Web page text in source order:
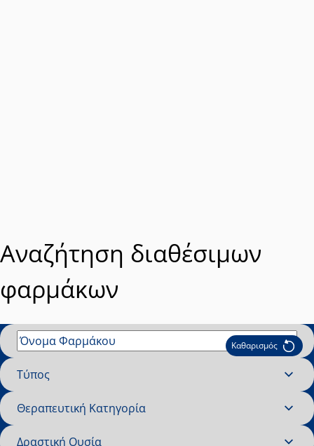
Αναζήτηση διαθέσιμων
φαρμάκων
Όνομα Φαρμάκου
ΤύποςΤύπος
Θεραπευτική Κατηγορία
Θεραπευτική Κατηγορία
Δραστική Ουσία
Καθαρισμός